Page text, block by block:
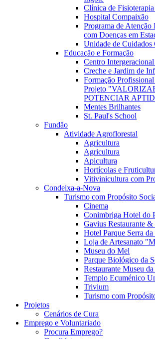
Clínica de
Hospital Compaixão
Programa de Atenção
com Doenças em
Unidade de Cuidados
Educação e Formação
Centro
Creche e Jardim de
Formação
Projeto
POTENCIAR
Mentes Brilhantes
St. Paul's School
Fundão
Atividade Agroflorestal
Agricultura
Agricultura
Apicultura
Hortícolas e
Vitivinicultura com
Condeixa-a-Nova
Turismo com Propósito
Cinema
Conimbriga Hotel do
Gavius Restaurante &
Hotel Parque Serra da
Loja de Artesanato
Museu do Mel
Parque Biológico da
Restaurante Museu
Templo Ecuménico
Trivium
Turismo com
Projetos
Cenários de Cura
Emprego e Voluntariado
Procura Emprego?